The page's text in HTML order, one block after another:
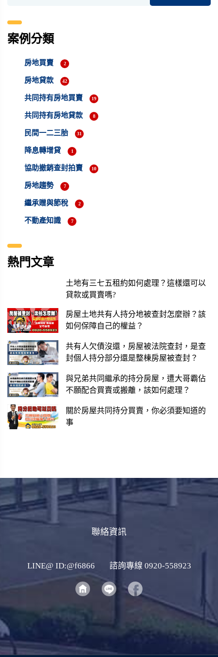
案例分類
房地買賣 2
房地貸款 42
共同持有房地買賣 19
共同持有房地貸款 8
民間一二三胎 31
降息轉增貸 1
協助撤銷查封拍賣 10
房地趨勢 7
繼承贈與節稅 2
不動產知識 7
熱門文章
土地有三七五租約如何處理？這樣還可以
貸款或買賣嗎?
房屋土地共有人持分地被查封怎麼辦？該
如何保障自己的權益？
共有人欠債沒還，房屋被法院查封，是查
封個人持分部分還是整棟房屋被查封？
與兄弟共同繼承的持分房屋，遭大哥霸佔
不願配合買賣或搬離，該如何處理？
關於房屋共同持分買賣，你必須要知道的
事
聯絡資訊
LINE@ ID:@f6866 諮詢專線 0920-558923